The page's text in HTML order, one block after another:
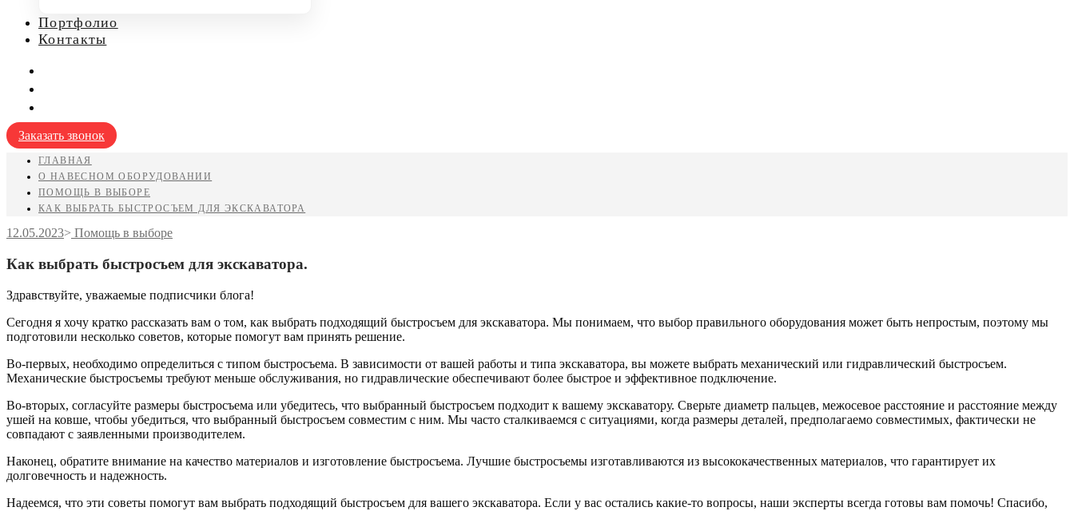
Портфолио
Контакты
Заказать звонок
ГЛАВНАЯ
О НАВЕСНОМ ОБОРУДОВАНИИ
ПОМОЩЬ В ВЫБОРЕ
КАК ВЫБРАТЬ БЫСТРОСЪЕМ ДЛЯ ЭКСКАВАТОРА
12.05.2023> Помощь в выборе
Как выбрать быстросъем для экскаватора.
Здравствуйте, уважаемые подписчики блога!
Сегодня я хочу кратко рассказать вам о том, как выбрать подходящий быстросъем для экскаватора. Мы понимаем, что выбор правильного оборудования может быть непростым, поэтому мы
подготовили несколько советов, которые помогут вам принять решение.
Во-первых, необходимо определиться с типом быстросъема. В зависимости от вашей работы и типа экскаватора, вы можете выбрать механический или гидравлический быстросъем.
Механические быстросъемы требуют меньше обслуживания, но гидравлические обеспечивают более быстрое и эффективное подключение.
Во-вторых, согласуйте размеры быстросъема или убедитесь, что выбранный быстросъем подходит к вашему экскаватору. Сверьте диаметр пальцев, межосевое расстояние и расстояние между
ушей на ковше, чтобы убедиться, что выбранный быстросъем совместим с ним. Мы часто сталкиваемся с ситуациями, когда размеры деталей, предполагаемо совместимых, фактически не
совпадают с заявленными производителем.
Наконец, обратите внимание на качество материалов и изготовление быстросъема. Лучшие быстросъемы изготавливаются из высококачественных материалов, что гарантирует их
долговечность и надежность.
Надеемся, что эти советы помогут вам выбрать подходящий быстросъем для вашего экскаватора. Если у вас остались какие-то вопросы, наши эксперты всегда готовы вам помочь! Спасибо,